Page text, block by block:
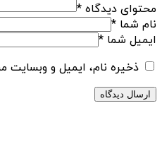
محتوای دیدگاه *
نام شما *
ایمیل شما *
ذخیره نام، ایمیل و وبسایت